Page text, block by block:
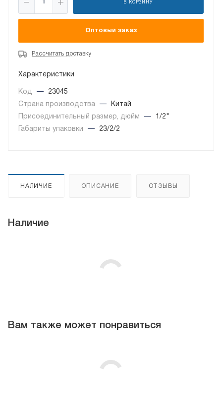
В КОРЗИНУ
Оптовый заказ
Рассчитать доставку
Характеристики
Код —
23045
Страна производства
—
Китай
Присоединительный размер, дюйм
—
1/2"
Габариты упаковки
— 23/2/2
НАЛИЧИЕ ОПИСАНИЕ ОТЗЫВЫ
Наличие
Вам также может понравиться